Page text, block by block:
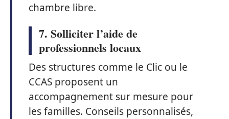
chambre libre.
7. Solliciter l’aide de
professionnels locaux
Des structures comme le Clic ou le
CCAS proposent un
accompagnement sur mesure pour
les familles. Conseils personnalisés,